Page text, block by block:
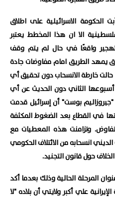
من 21 شهرًا، دأبت الحكومة الاسرائيلية على اطلاق
الا ان هذا المخطط يعتبر
واقعًا في حال لم يتم وقف
يمهد الطريق امام مفاوضات جادة
حالت خارطة الانسحاب دون تحقيق أي
الثاني دون الحديث عن أي
بوست" أن إسرائيل قدمت
في القطاع بعد الضغوط المكثفة
وتزامنت هذه المعطيات مع
انسحابه من الائتلاف الحكومي
حول قانون التجنيد.
المرحلة الحالية وذلك بعدما أكد
علي أكبر ولايتي أن بلاده "لا